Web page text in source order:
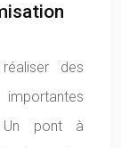
des
Un pont à